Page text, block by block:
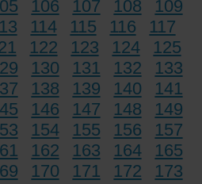
106 107 108
109
114 115 116
117
122 123 124
125
130 131 132
133
138 139 140
141
146 147 148
149
154 155 156
157
162 163 164
165
170 171 172
173